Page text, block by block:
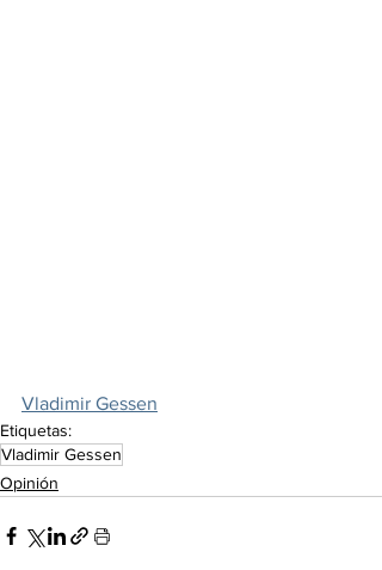
Vladimir Gessen
Etiquetas:
Vladimir Gessen
Opinión